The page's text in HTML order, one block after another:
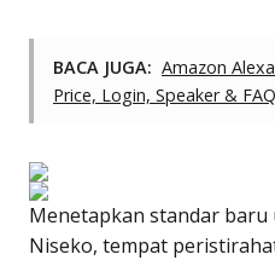
BACA JUGA: Amazon
Price, Login, Speaker &
Menetapkan standar
Niseko, tempat